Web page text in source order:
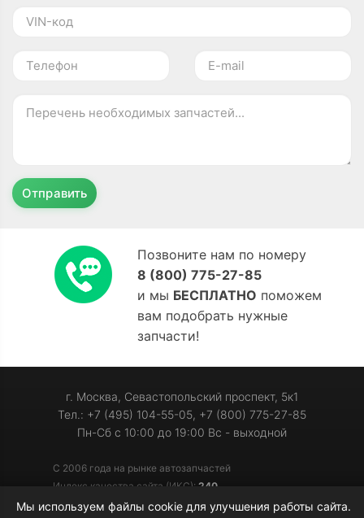
Отправить
Позвоните нам по номеру
8 (800) 775-27-85
и мы БЕСПЛАТНО поможем
вам подобрать нужные
запчасти!
г. Москва, Севастопольский проспект, 5к1
Тел.: +7 (495) 104-55-05, +7 (800) 775-27-85
Пн-Сб с 10:00 до 19:00 Вс - выходной
С 2006 года на рынке автозапчастей
Индекс качества сайта (ИКС): 240
Мы используем файлы cookie для улучшения работы сайта.